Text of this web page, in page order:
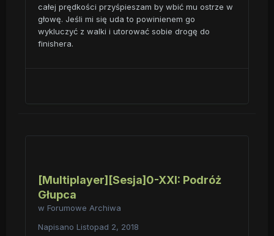
całej prędkości przyśpieszam by wbić mu ostrze w
głowę. Jeśli mi się uda to powinienem go
wykluczyć z walki i utorować sobie drogę do
finishera.
[Multiplayer][Sesja]0-XXI: Podróż
Głupca
w Forumowe Archiwa
Napisano Listopad 2, 2018